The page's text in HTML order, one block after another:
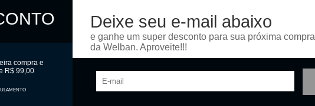
compra e
R$ 99,00
Deixe seu e-mail abaixo
e ganhe um super desconto para sua próxima compra
da Welban. Aproveite!!!
e aromatizante idêntico ao natural de baunilha